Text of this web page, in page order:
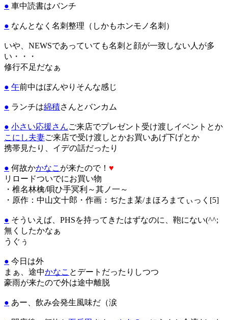
● 車中読書はバンチ
● なんとなく名刺整理（しかもホンモノ名刺）
いや、NEWSであっていても名刺と顔が一致しない人が多
い・・・
修行不足だなぁ
● 午前中はぼんやりそんな感じ
● ランチは綿積さんとバンカム
● 小さい応援さんご来店でプレゼント受け渡しイベントとか
こにし夫妻ご来店で受け渡しとかお買いあげ下げとか
携帯見たり、イデの話だったり
● 何故かかなこ が来たので！ ♥
リロードついでにお買い物
・椎名林檎/唄ひ手冥利～其ノ一～
・原作：中山文十郎・作画：ぢたま某/まほろまてぃっく[5]
● そういえば、PHSを持ってきたはずなのに、鞄にない(^^;
無くしたかなぁ
うぐぅ
● 今日は外
まぁ、途中かなこ とデートだったりしつつ
豪雨が来たので外は途中離脱
● あー、飲み会発生風味だ（涙